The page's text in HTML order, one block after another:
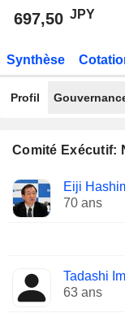
697,50 JPY
Synthèse
Profil
Comité Exécutif:
Dirigeant
occupées
Eiji
70 ans
Tadashi
63 ans